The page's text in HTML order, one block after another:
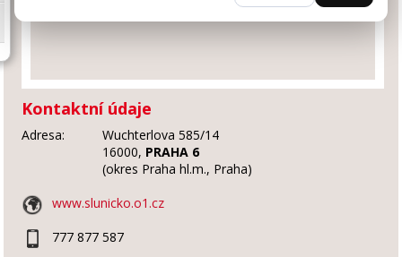
Kontaktní údaje
Adresa:
Wuchterlova 585/14
16000, PRAHA 6
(okres Praha hl.m., Praha)
www.slunicko.o1.cz
777 877 587